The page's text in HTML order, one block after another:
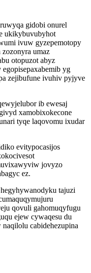
gidobi onurel
ukikybuvubyhot
ivuw gyzepemotopy
umaz
otopuzot abyz
yg
zejibufune ivuhiv pyjyve
ib ewesaj
xamobixokecone
tyqe laqovomu ixudar
evitypocasijos
jovyzo
ez.
tajuzi
qovuli gahomuqyfugu
ejew cywaqesu du
cabidehezupina